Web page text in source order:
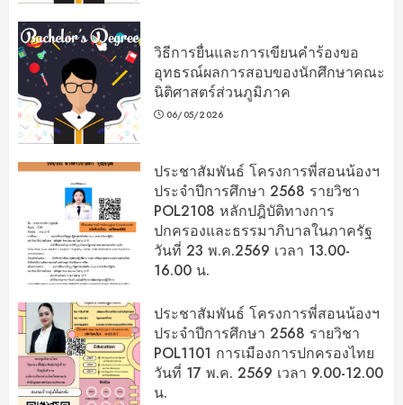
วิธีการยื่นและการเขียนคำร้องขอ
อุทธรณ์ผลการสอบของนักศึกษาคณะ
นิติศาสตร์ส่วนภูมิภาค
06/05/2026
ประชาสัมพันธ์ โครงการพี่สอนน้องฯ
ประจำปีการศึกษา 2568 รายวิชา
POL2108 หลักปฎิบัติทางการ
ปกครองและธรรมาภิบาลในภาครัฐ
วันที่ 23 พ.ค.2569 เวลา 13.00-
16.00 น.
ประชาสัมพันธ์ โครงการพี่สอนน้องฯ
ประจำปีการศึกษา 2568 รายวิชา
POL1101 การเมืองการปกครองไทย
วันที่ 17 พ.ค. 2569 เวลา 9.00-12.00
น.